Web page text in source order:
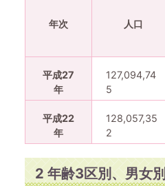
年次 人口
平成27
年
127,094,74
5
平成22
年
128,057,35
2
2 年齢3区別、男女